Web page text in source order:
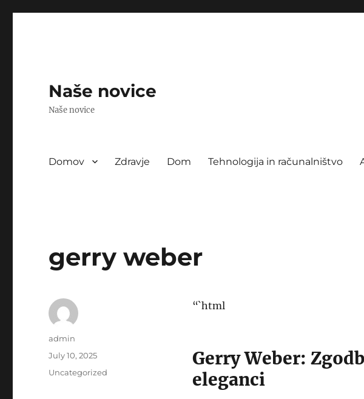
Naše novice
Naše novice
Domov Zdravje Dom Tehnologija in računalništvo
gerry weber
“`html
Gerry Weber:
eleganci
Author
admin
Posted
July 10, 2025
Categories
Uncategorized